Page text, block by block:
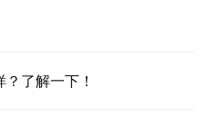
了解一下！